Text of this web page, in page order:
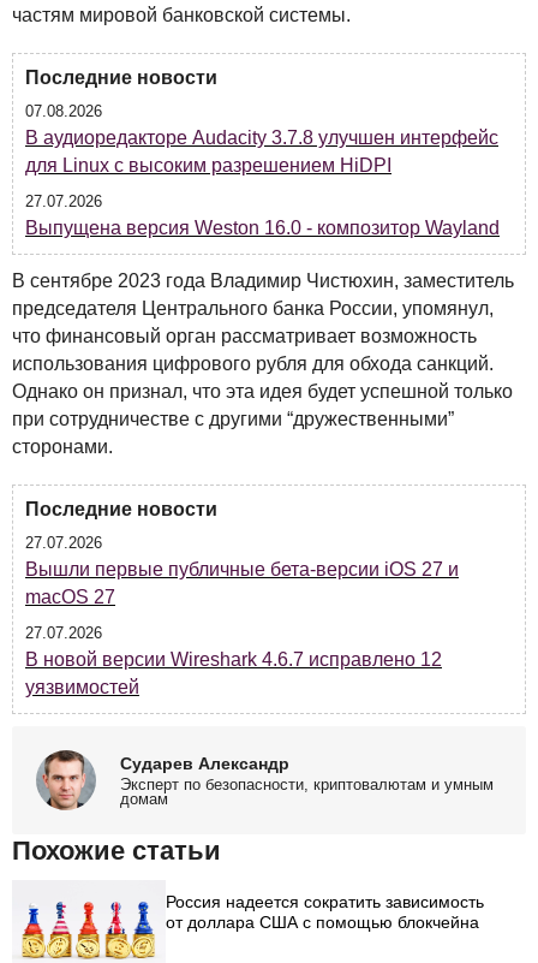
частям мировой банковской системы.
Последние новости
07.08.2026
В аудиоредакторе Audacity 3.7.8 улучшен интерфейс
для Linux с высоким разрешением HiDPI
27.07.2026
Выпущена версия Weston 16.0 - композитор Wayland
В сентябре 2023 года Владимир Чистюхин, заместитель
председателя Центрального банка России, упомянул,
что финансовый орган рассматривает возможность
использования цифрового рубля для обхода санкций.
Однако он признал, что эта идея будет успешной только
при сотрудничестве с другими “дружественными”
сторонами.
Последние новости
27.07.2026
Вышли первые публичные бета-версии iOS 27 и
macOS 27
27.07.2026
В новой версии Wireshark 4.6.7 исправлено 12
уязвимостей
Сударев Александр
Эксперт по безопасности, криптовалютам и умным
домам
Похожие статьи
Россия надеется сократить зависимость
от доллара США с помощью блокчейна